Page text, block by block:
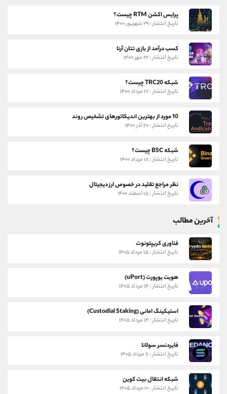
پرایس اکشن RTM چیست؟
تاریخ انتشار : ۲۹ شهریور ۱۴۰۰
کسب درآمد از بازی تتان آرنا
تاریخ انتشار : ۲۲ مهر ۱۴۰۰
شبکه TRC20 چیست؟
تاریخ انتشار : ۱۷ مرداد ۱۴۰۰
10 مورد از بهترین اندیکاتورهای تشخیص روند
تاریخ انتشار : ۲۰ آذر ۱۴۰۰
شبکه BSC چیست؟
تاریخ انتشار : ۱۸ مرداد ۱۴۰۰
نظر مراجع تقلید در خصوص ارز دیجیتال
تاریخ انتشار : ۱۵ اسفند ۱۴۰۰
آخرین مطالب
فناوری کریپتونوت
تاریخ انتشار : ۱۵ مرداد ۱۴۰۵
هویت یوپورت (uPort)
تاریخ انتشار : ۱۴ مرداد ۱۴۰۵
استیکینگ امانی (Custodial Staking)
تاریخ انتشار : ۱۴ مرداد ۱۴۰۵
فایردنسر سولانا
تاریخ انتشار : ۱۱ مرداد ۱۴۰۵
شبکه انتقال بیت کوین
تاریخ انتشار : ۱۰ مرداد ۱۴۰۵